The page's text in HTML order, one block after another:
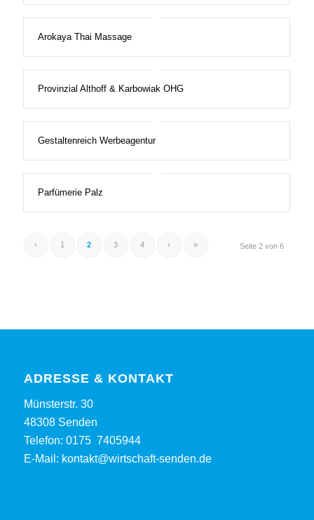
Arokaya Thai Massage
Provinzial Althoff & Karbowiak OHG
Gestaltenreich Werbeagentur
Parfümerie Palz
Seite 2 von 6
‹ 1 2 3 4 › »
ADRESSE & KONTAKT
Münsterstr. 30
48308 Senden
Telefon: 0175 7405944
E-Mail: kontakt@wirtschaft-senden.de